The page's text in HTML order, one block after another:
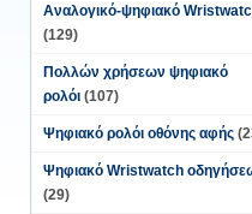
Αναλογικό-ψηφιακό
(129)
Πολλών χρήσεων ψηφιακό
ρολόι (107)
Ψηφιακό ρολόι οθόνης αφής
Ψηφιακό Wristwatch
(29)